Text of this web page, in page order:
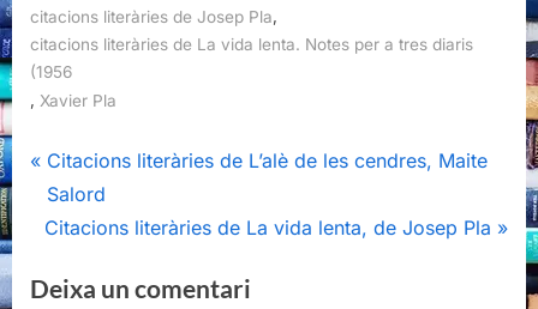
citacions literàries de Josep Pla,
citacions literàries de La vida lenta. Notes per a tres diaris
(1956
Xavier Pla
Navegació
d'entrades
P
r
e
i
Citacions literàries de L’alè de les cendres, Maite
Salord
N
x
Citacions literàries de La vida lenta, de Josep Pla
Deixa un comentari